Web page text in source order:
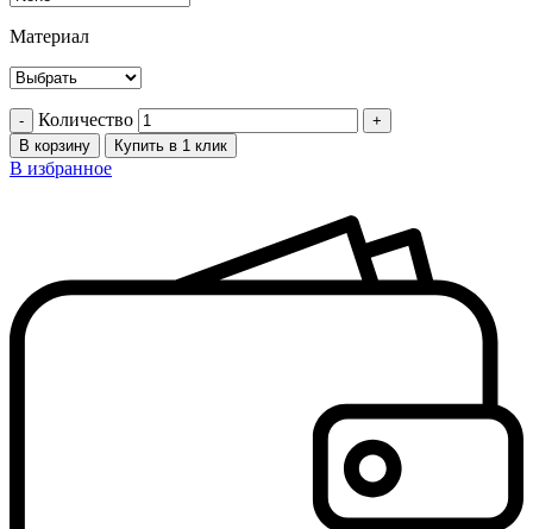
Материал
Количество
В корзину Купить в 1 клик
В избранное